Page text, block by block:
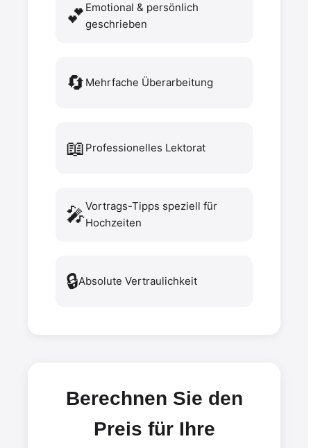
💕 Emotional & persönlich
geschrieben
🔄 Mehrfache Überarbeitung
📖 Professionelles Lektorat
🎤Vortrags-Tipps speziell für
Hochzeiten
🔒Absolute Vertraulichkeit
Berechnen Sie den
Preis für Ihre